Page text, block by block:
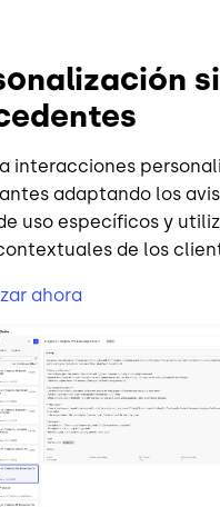
interacciones
adaptando los
uso específicos y
de los
ahora